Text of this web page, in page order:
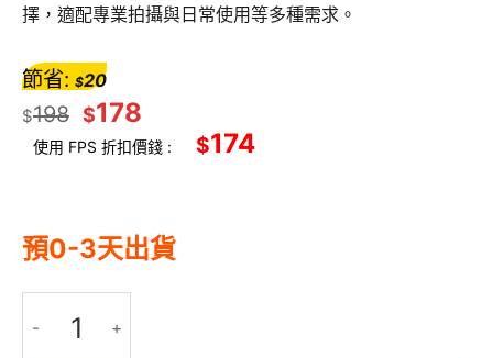
擇，適配專業拍攝與日常使用等多種需求。
$198 $178
節省: $20
使用 FPS 折扣價錢 : $174
預0-3天出貨